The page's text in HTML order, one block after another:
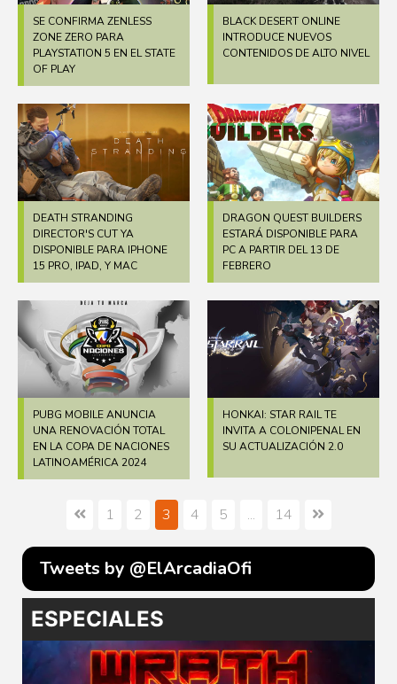
SE CONFIRMA ZENLESS
ZONE ZERO PARA
PLAYSTATION 5 EN EL STATE
OF PLAY
BLACK DESERT ONLINE
INTRODUCE NUEVOS
CONTENIDOS DE ALTO NIVEL
DEATH STRANDING
DIRECTOR'S CUT YA
DISPONIBLE PARA IPHONE
15 PRO, IPAD, Y MAC
DRAGON QUEST BUILDERS
ESTARÁ DISPONIBLE PARA
PC A PARTIR DEL 13 DE
FEBRERO
PUBG MOBILE ANUNCIA
UNA RENOVACIÓN TOTAL
EN LA COPA DE NACIONES
LATINOAMÉRICA 2024
HONKAI: STAR RAIL TE
INVITA A COLONIPENAL EN
SU ACTUALIZACIÓN 2.0
1 2 3 4 5 ... 14
Tweets by @ElArcadiaOfi
ESPECIALES